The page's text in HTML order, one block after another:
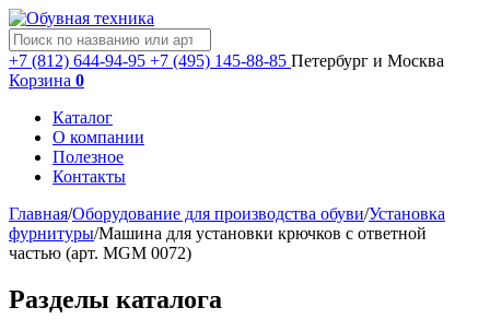
+7 (812) 644-94-95 +7 (495) 145-88-85 Петербург и Москва
Корзина 0
Каталог
О компании
Полезное
Контакты
Главная/Оборудование для производства обуви/Установка
фурнитуры/Машина для установки крючков с ответной
частью (арт. MGM 0072)
Разделы каталога